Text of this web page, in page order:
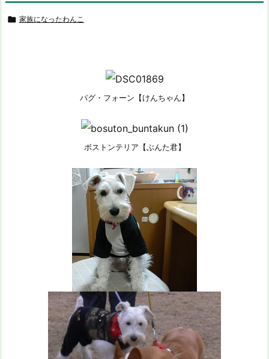
 家族になったわんこ
パグ・フォーン【けんちゃん】
ボストンテリア【ぶんた君】